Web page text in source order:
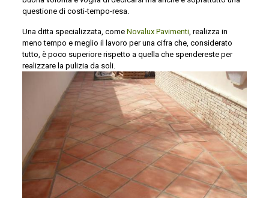
questione di costi-tempo-resa.
Una ditta specializzata, come Novalux Pavimenti, realizza in
meno tempo e meglio il lavoro per una cifra che, considerato
tutto, è poco superiore rispetto a quella che spendereste per
realizzare la pulizia da soli.